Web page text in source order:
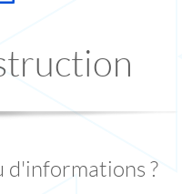
d'informations ?